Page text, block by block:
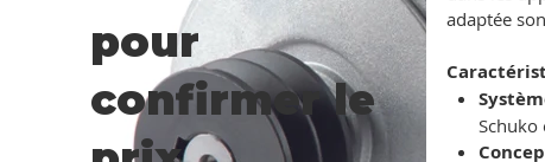
adaptée
pour
confirmer le